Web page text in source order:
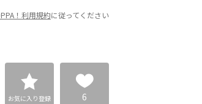
！利用規約に従ってください
お気に入り登録 6